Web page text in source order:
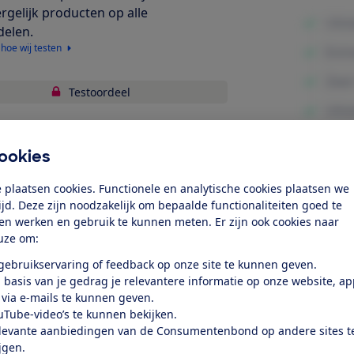
plaatsen cookies. Functionele en analytische cookies plaatsen we
Deze zijn noodzakelijk om bepaalde functionaliteiten goed te
werken en gebruik te kunnen meten. Er zijn ook cookies naar
om:
of feedback op onze site te kunnen geven.
basis van je gedrag je relevantere informatie op onze website,
e-mails te kunnen geven.
video’s te kunnen bekijken.
aanbiedingen van de Consumentenbond op andere sites
producten op alle
wij testen
Testoordeel
toegang tot deze test?
Word lid
Minpunten